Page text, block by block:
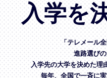
入学を
「テレメール
進路選び
入学先の大学を決めた理
毎年、全国で一斉に